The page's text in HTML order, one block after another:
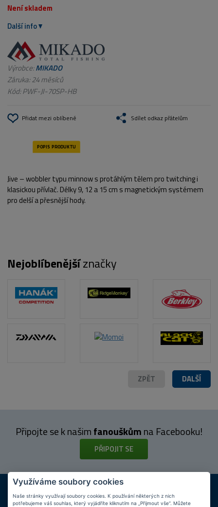
Není skladem
Další info
Výrobce:MIKADO
Záruka: 24 měsíců
Kód:PWF-JI-70SP-HB
Přidat mezi oblíbené Sdílet odkaz přátelům
Jive – wobbler typu minnow s protáhlým tělem pro twitching i
klasickou přívlač. Délky 9, 12 a 15 cm s magnetickým systémem
pro delší a přesnější hody.
Nejoblíbenějšíznačky
DALŠÍ
ZPĚT
Připojte se k našimfanouškůmna Facebooku!
PŘIPOJIT SE
DOPRAVA ZDARMA
Při nákupu nad 2 000 Kč
KAMENNÉ PRODEJNY
Jsme na trhu více než 10 let
Využíváme soubory cookies
Naše stránky využívají soubory cookies. K používání některých z nich
potřebujeme váš souhlas, který vyjádříte kliknutím na „Přijmout vše“. Můžete